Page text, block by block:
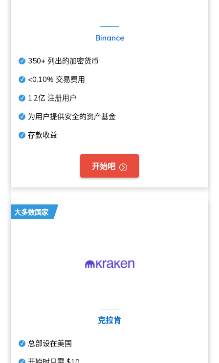
Binance
350+ 列出的加密货币
<0.10% 交易费用
1.2亿 注册用户
为用户提供安全的资产基金
存款收益
开始吧
大多数国家
克拉肯
总部设在美国